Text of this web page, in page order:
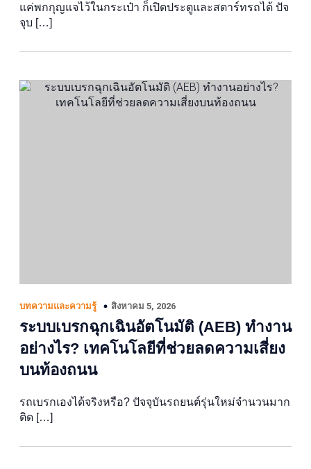
แค่พกกุญแจไว้ในกระเป๋า ก็เปิดประตูและสตาร์ทรถได้ ปัจ
จุบ […]
บทความและความรู้ สิงหาคม 5, 2026
ระบบเบรกฉุกเฉินอัตโนมัติ (AEB) ทำงาน
อย่างไร? เทคโนโลยีที่ช่วยลดความเสี่ยง
บนท้องถนน
รถเบรกเองได้จริงหรือ? ปัจจุบันรถยนต์รุ่นใหม่จำนวนมาก
ติด […]